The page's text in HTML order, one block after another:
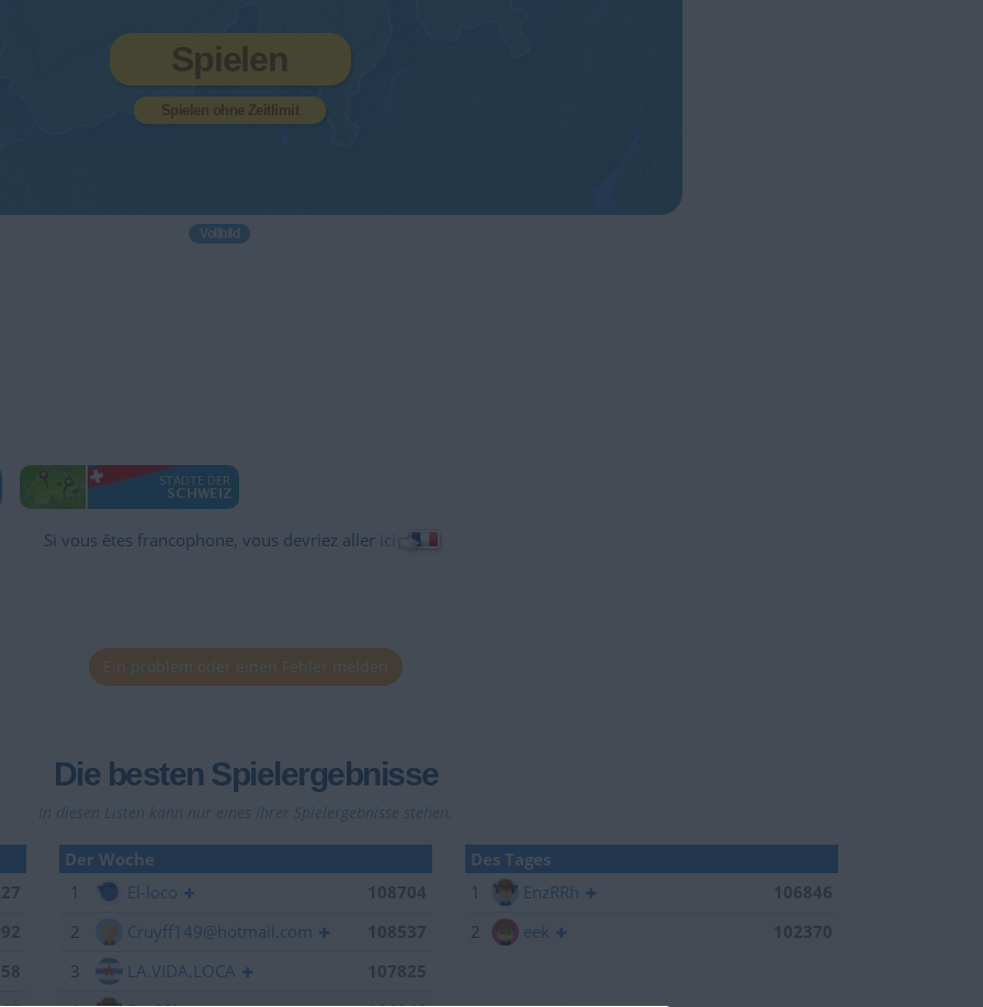
Spielen
Spielen ohne Zeitlimit
Vollbild
Si vous êtes francophone, vous devriez aller ici
Ein problem oder einen Fehler melden
Die besten Spielergebnisse
In diesen Listen kann nur eines Ihrer Spielergebnisse stehen.
Der Woche
1
El-loco
108704
2
Cruyff149@hotmail.com
3
LA.VIDA.LOCA
107825
Des Tages
1
EnzRRh
106846
2
eek